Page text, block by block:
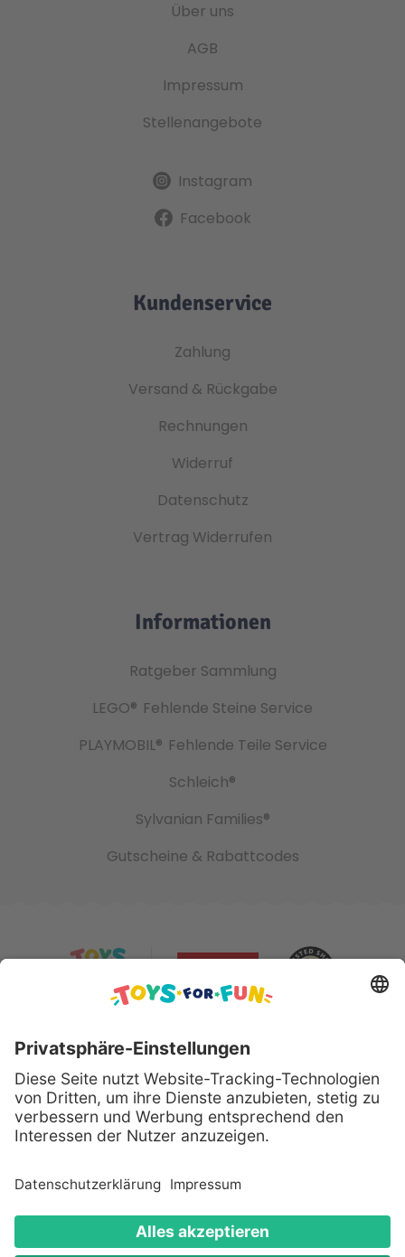
Über uns
AGB
Impressum
Stellenangebote
Instagram
Facebook
Kundenservice
Zahlung
Versand & Rückgabe
Rechnungen
Widerruf
Datenschutz
Vertrag Widerrufen
Informationen
Ratgeber Sammlung
LEGO® Fehlende Steine Service
PLAYMOBIL® Fehlende Teile Service
Schleich®
Sylvanian Families®
Gutscheine & Rabattcodes
Sicher bezahlen mit:
Alle genannten Produkte und Logos sind eingetragene
Warenzeichen der jeweiligen Hersteller.
Copyright © 2008 - 2026 Toys for Fun GmbH - Alle